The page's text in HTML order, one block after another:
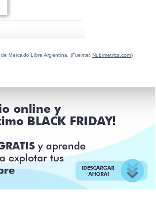
de Mercado Libre Argentina. (Fuente: Nubimetrics.com)